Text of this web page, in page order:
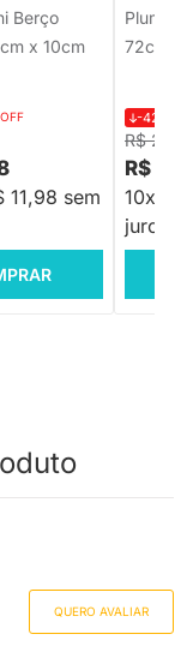
Berço
x 10cm
11,98 sem
Plummi
R$
-42%
R$
10x de
juros
QUERO AVALIAR